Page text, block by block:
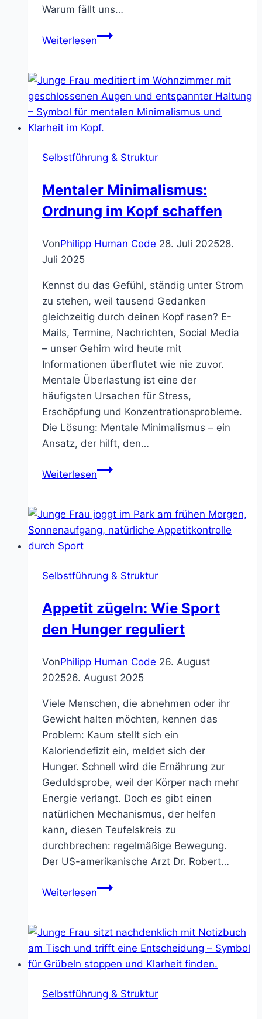
Warum fällt uns…
WeiterlesenGrenzen
sagen
lernen
und
Stress
Selbstführung & Struktur
Mentaler Minimalismus:
Ordnung im Kopf schaffen
VonPhilipp Human Code 28. Juli 202528.
Juli 2025
Kennst du das Gefühl, ständig unter Strom
zu stehen, weil tausend Gedanken
gleichzeitig durch deinen Kopf rasen? E-
Mails, Termine, Nachrichten, Social Media
– unser Gehirn wird heute mit
Informationen überflutet wie nie zuvor.
Mentale Überlastung ist eine der
häufigsten Ursachen für Stress,
Erschöpfung und Konzentrationsprobleme.
Die Lösung: Mentale Minimalismus – ein
Ansatz, der hilft, den…
WeiterlesenMentaler
im
Kopf
Selbstführung & Struktur
Appetit zügeln: Wie Sport
den Hunger reguliert
VonPhilipp Human Code 26. August
202526. August 2025
Viele Menschen, die abnehmen oder ihr
Gewicht halten möchten, kennen das
Problem: Kaum stellt sich ein
Kaloriendefizit ein, meldet sich der
Hunger. Schnell wird die Ernährung zur
Geduldsprobe, weil der Körper nach mehr
Energie verlangt. Doch es gibt einen
natürlichen Mechanismus, der helfen
kann, diesen Teufelskreis zu
durchbrechen: regelmäßige Bewegung.
Der US-amerikanische Arzt Dr. Robert…
WeiterlesenAppetit
Sport
den
Hunger
Selbstführung & Struktur